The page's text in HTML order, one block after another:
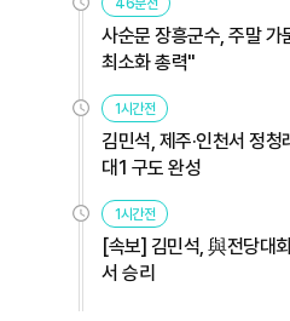
46분전
사순문 장흥군수, 주말
최소화 총력"
1시간전
김민석, 제주·인천서 정
대1 구도 완성
1시간전
[속보] 김민석, 與전당대
서 승리